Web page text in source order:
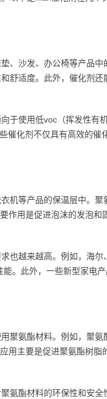
、沙发、办公椅等产品
舒适度。此外，催化剂
于使用低voc（挥发性有
催化剂不仅具有高效的催
机等产品的保温层中。
作用是促进泡沫的发泡
也越来越高。例如，海
。此外，一些新型家电
聚氨酯材料。例如，聚
用主要是促进聚氨酯树
氨酯材料的环保性和安